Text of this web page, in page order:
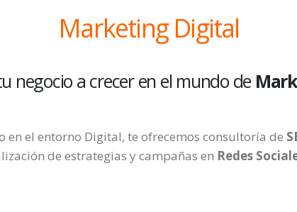
Marketing Digital
negocio a crecer en el mundo de
en el entorno Digital, te ofrecemos consultoría de
de estrategias y campañas en Redes